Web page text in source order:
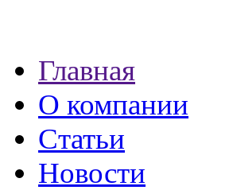
экспресс займы
Главная
О компании
Статьи
Новости